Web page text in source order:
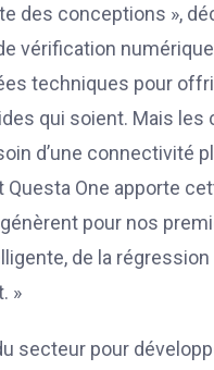
des conceptions »,
vérification
techniques pour
qui soient. Mais les
d’une connectivité
One apporte
pour nos
de la
»
secteur pour